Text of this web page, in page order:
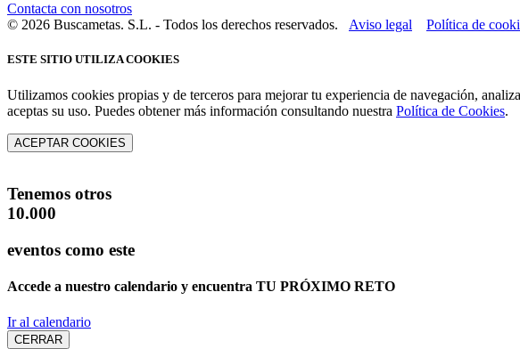
Contacta con nosotros
© 2026 Buscametas. S.L. - Todos los derechos reservados. Aviso legal Política de
ESTE SITIO UTILIZA COOKIES
Utilizamos cookies propias y de terceros para mejorar tu experiencia de navegación,
aceptas su uso. Puedes obtener más información consultando nuestra Política de Cookies.
ACEPTAR COOKIES
Tenemos otros
10.000
eventos como este
Accede a nuestro calendario y encuentra TU PRÓXIMO RETO
Ir al calendario
CERRAR